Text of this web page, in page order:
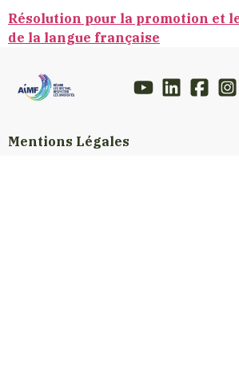
Résolution pour la promotion et
de la langue française
Mentions Légales